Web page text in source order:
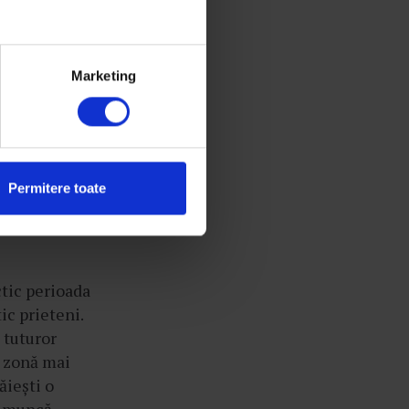
Marketing
Permitere toate
am făcut
sau
te simți cel
perioada
prieteni.
tuturor
mai
o